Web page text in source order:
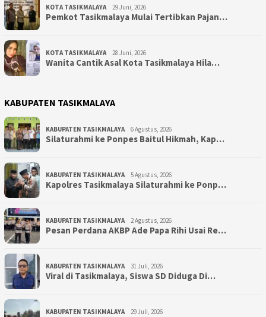
KOTA TASIKMALAYA 29 Juni, 2026
Pemkot Tasikmalaya Mulai Tertibkan Pajan…
KOTA TASIKMALAYA 28 Juni, 2026
Wanita Cantik Asal Kota Tasikmalaya Hila…
KABUPATEN TASIKMALAYA
KABUPATEN TASIKMALAYA 6 Agustus, 2026
Silaturahmi ke Ponpes Baitul Hikmah, Kap…
KABUPATEN TASIKMALAYA 5 Agustus, 2026
Kapolres Tasikmalaya Silaturahmi ke Ponp…
KABUPATEN TASIKMALAYA 2 Agustus, 2026
Pesan Perdana AKBP Ade Papa Rihi Usai Re…
KABUPATEN TASIKMALAYA 31 Juli, 2026
Viral di Tasikmalaya, Siswa SD Diduga Di…
KABUPATEN TASIKMALAYA 29 Juli, 2026